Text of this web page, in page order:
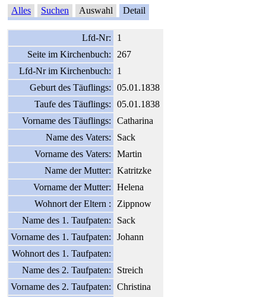
Alles Suchen Auswahl Detail
Lfd-Nr:
1
Seite im Kirchenbuch:
267
Lfd-Nr im Kirchenbuch:
1
Geburt des Täuflings:
05.01.1838
Taufe des Täuflings:
05.01.1838
Vorname des Täuflings:
Catharina
Name des Vaters:
Sack
Vorname des Vaters:
Martin
Name der Mutter:
Katritzke
Vorname der Mutter:
Helena
Wohnort der Eltern :
Zippnow
Name des 1. Taufpaten:
Sack
Vorname des 1. Taufpaten:
Johann
Wohnort des 1. Taufpaten:
Name des 2. Taufpaten:
Streich
Vorname des 2. Taufpaten:
Christina